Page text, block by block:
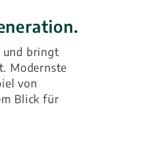
und bringt
Modernste
von
Blick für